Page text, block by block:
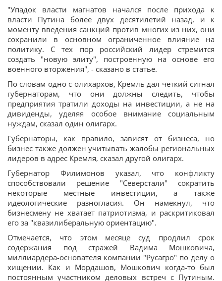
"Упадок власти магнатов начался после прихода к
власти Путина более двух десятилетий назад, и к
моменту введения санкций против многих из них, они
сохранили в основном ограниченное влияние на
политику. С тех пор российский лидер стремится
создать "новую элиту", построенную на основе его
военного вторжения", - сказано в статье.
По словам одно с олихархов, Кремль дал четкий сигнал
губернаторам, что они должны следить, чтобы
предприятия тратили доходы на инвестиции, а не на
дивиденды, уделяя особое внимание социальным
нуждам, сказал один олигарх.
Губернаторы, как правило, зависят от бизнеса, но
бизнес также должен учитывать жалобы региональных
лидеров в адрес Кремля, сказал другой олигарх.
Губернатор Филимонов указал, что конфликту
способствовали решение "Северстали" сократить
некоторые местные инвестиции, а также
идеологические разногласия. Он намекнул, что
бизнесмену не хватает патриотизма, и раскритиковал
его за "квазилиберальную ориентацию".
Отмечается, что этом месяце суд продлил срок
содержания под стражей Вадима Мошковича,
миллиардера-основателя компании "Русагро" по делу о
хищении. Как и Мордашов, Мошкович когда-то был
постоянным участником деловых встреч с Путиным.